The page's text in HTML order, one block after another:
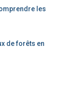
les
de forêts en